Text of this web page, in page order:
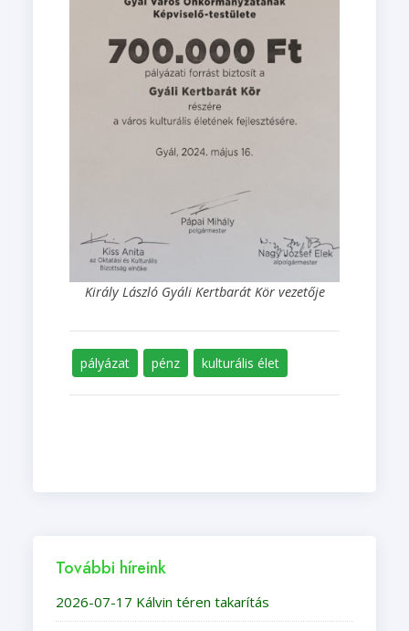
Király László Gyáli Kertbarát Kör vezetője
pályázat pénz kulturális élet
További híreink
2026-07-17 Kálvin téren takarítás